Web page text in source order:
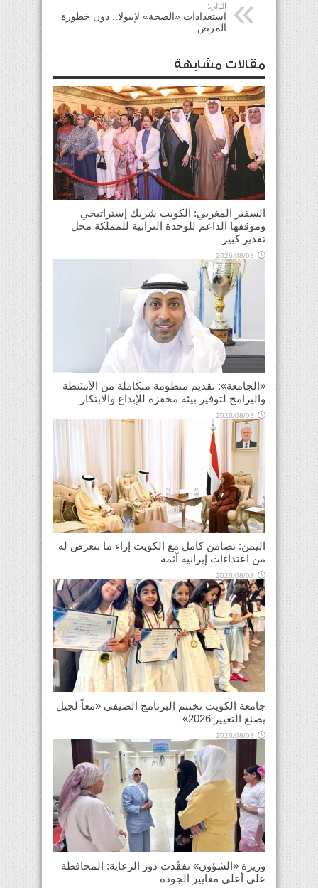
التالي:
استعدادات «الصحة» لإيبولا.. دون خطورة
المرض
مقالات مشابهة
السفير المغربي: الكويت شريك إستراتيجي
وموقفها الداعم للوحدة الترابية للمملكة محل
تقدير كبير
2026/08/03
«الجامعة»: تقديم منظومة متكاملة من الأنشطة
والبرامج لتوفير بيئة محفزة للإبداع والابتكار
2026/08/03
اليمن: تضامن كامل مع الكويت إزاء ما تتعرض له
من اعتداءات إيرانية آثمة
2026/08/03
جامعة الكويت تختتم البرنامج الصيفي «معاً لجيل
يصنع التغيير 2026»
2026/08/03
وزيرة «الشؤون» تفقّدت دور الرعاية: المحافظة
على أعلى معايير الجودة